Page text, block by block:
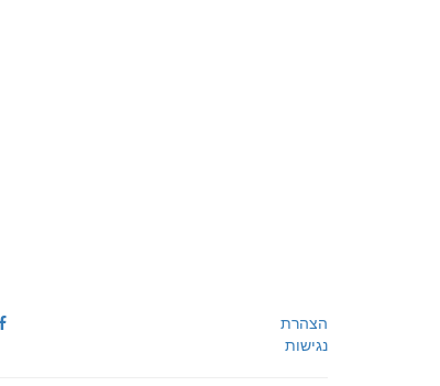
הצהרת
נגישות